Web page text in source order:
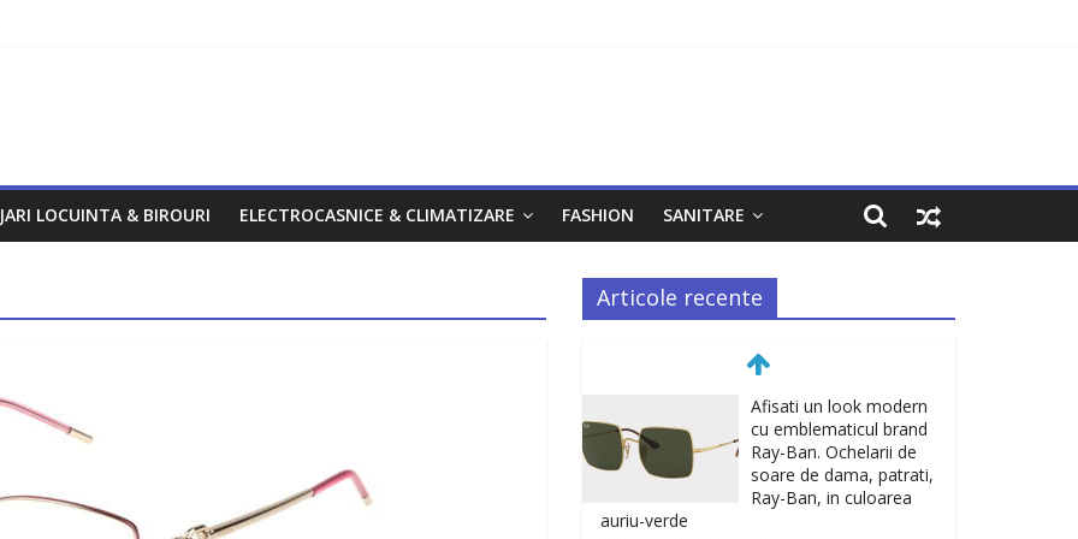
LOCUINTA & BIROURI ELECTROCASNICE & CLIMATIZARE FASHION SANITARE
Articole recente
Afisati un look modern
cu emblematicul brand
Ray-Ban. Ochelarii de
soare de dama, patrati,
Ray-Ban, in culoarea
auriu-verde